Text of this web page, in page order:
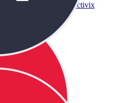
Activix